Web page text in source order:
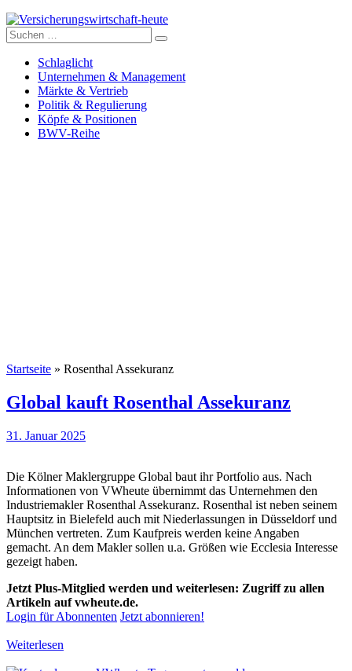
Versicherungswirtschaft-heute
Suche
nach:
Schlaglicht
Unternehmen & Management
Märkte & Vertrieb
Politik & Regulierung
Köpfe & Positionen
BWV-Reihe
Startseite » Rosenthal Assekuranz
Global kauft Rosenthal Assekuranz
31. Januar 2025
Die Kölner Maklergruppe Global baut ihr Portfolio aus. Nach
Informationen von VWheute übernimmt das Unternehmen den
Industriemakler Rosenthal Assekuranz. Rosenthal ist neben seinem
Hauptsitz in Bielefeld auch mit Niederlassungen in Düsseldorf und
München vertreten. Zum Kaufpreis werden keine Angaben
gemacht. An dem Makler sollen u.a. Größen wie Ecclesia Interesse
gezeigt haben.
Jetzt Plus-Mitglied werden und weiterlesen: Zugriff zu allen
Artikeln auf vwheute.de.
Login für Abonnenten Jetzt abonnieren!
Weiterlesen